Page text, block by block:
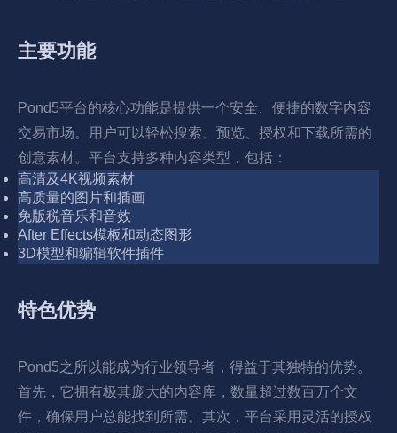
主要功能
Pond5平台的核心功能是提供一个安全、便捷的数字内容
交易市场。用户可以轻松搜索、预览、授权和下载所需的
创意素材。平台支持多种内容类型，包括：
高清及4K视频素材
高质量的图片和插画
免版税音乐和音效
After Effects模板和动态图形
3D模型和编辑软件插件
特色优势
Pond5之所以能成为行业领导者，得益于其独特的优势。
首先，它拥有极其庞大的内容库，数量超过数百万个文
件，确保用户总能找到所需。其次，平台采用灵活的授权